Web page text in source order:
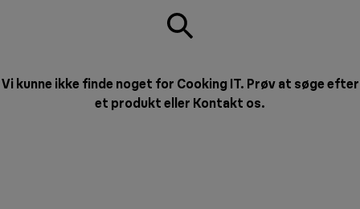
Vi kunne ikke finde noget for Cooking IT. Prøv at søge efter
et produkt eller Kontakt os.